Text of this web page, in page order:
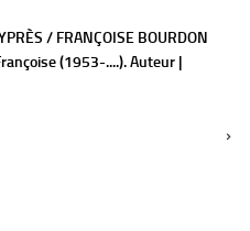
/ FRANÇOISE BOURDON
(1953-....). Auteur |